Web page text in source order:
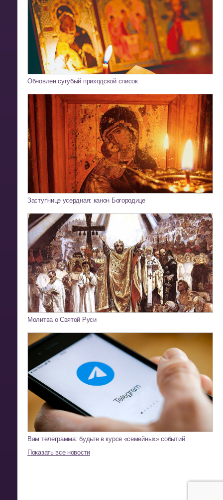
Обновлен сугубый приходской список
Заступнице усердная: канон Богородице
Молитва о Святой Руси
Вам телеграмма: будьте в курсе «семейных» событий
Показать все новости